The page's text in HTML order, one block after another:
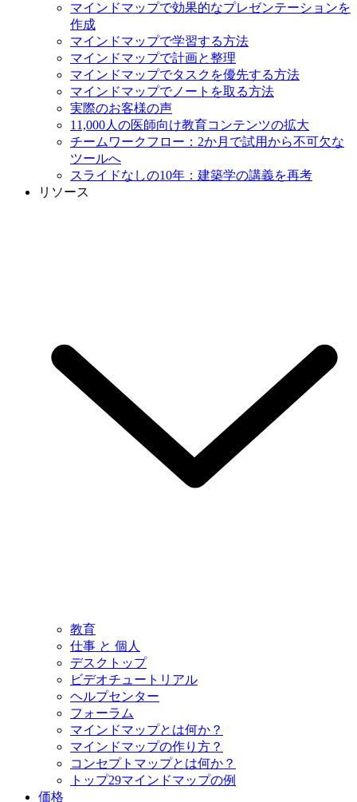
マインドマップで効果的なプレゼンテーションを
作成
マインドマップで学習する方法
マインドマップで計画と整理
マインドマップでタスクを優先する方法
マインドマップでノートを取る方法
実際のお客様の声
11,000人の医師向け教育コンテンツの拡大
チームワークフロー：2か月で試用から不可欠な
ツールへ
スライドなしの10年：建築学の講義を再考
リソース
教育
仕事 と 個人
デスクトップ
ビデオチュートリアル
ヘルプセンター
フォーラム
マインドマップとは何か？
マインドマップの作り方？
コンセプトマップとは何か？
トップ29マインドマップの例
価格